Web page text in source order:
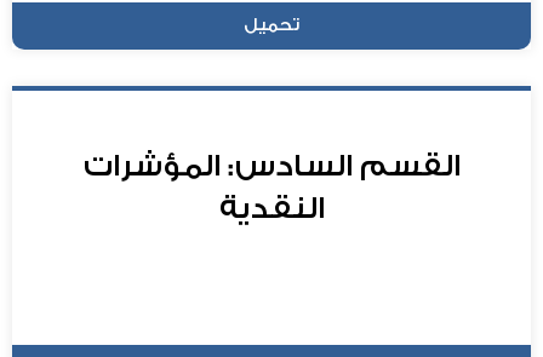
تحميل
القسم السادس: المؤشرات
النقدية